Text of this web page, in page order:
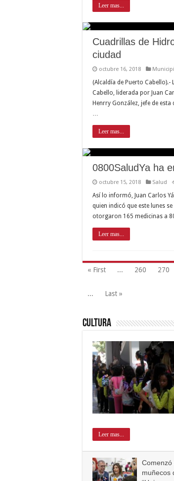
Leer mas...
Cuadrillas de
ciudad
octubre 16, 2018
(Alcaldía de Puerto Cabello).-
Cabello, liderada por Juan
Henrry González, jefe de
Leer mas...
0800SaludYa ha
octubre 15, 2018 Salud
Así lo informó, Juan Carlos
quien indicó que este lunes
otorgaron 165 medicinas a
Leer mas...
« First ... 260 270
...
Last »
Cultura
Leer mas...
Comenzó
muñecos